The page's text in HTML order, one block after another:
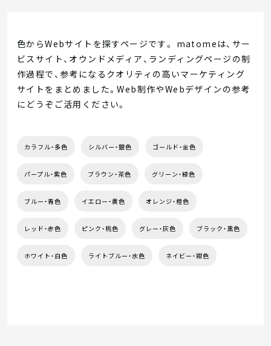
業種・職種から探す
ファッション・トレンド
デザイン・ブランディング
働き方・組織文化・価値観
生活・趣味
NPO・自治体・行政
銀行・金融・フィンテック
健康・フィットネス
車・バイク・乗り物
建築・不動産・空間デザイン
転職・求人
文化・伝統・アート
クリエイティブ・マーケティング
ペット・動物
美容・エステ
教育・子育て・スクール
レストラン・飲食・ウェディング
旅行・観光・ホテル・旅館
医療・介護・ヘルスケア
音楽・映像・エンタメ
IT・ツール・アプリ
農業・畜産・食品
製造・素材・化学
コンサルティング・投資
土木・建設・インフラ整備
デジタルマーケティング・広告
化粧品・美容製品
人材紹介・派遣
法律・会計・士業
製薬・バイオテクノロジー
色からWebサイトを探すページです。 matomeは、サー
ビスサイト、オウンドメディア、ランディングページの制
作過程で、参考になるクオリティの高いマーケティング
サイトをまとめました。Web制作やWebデザインの参考
にどうぞご活用ください。
カラフル・多色 シルバー・銀色 ゴールド・金色
パープル・紫色 ブラウン・茶色 グリーン・緑色
ブルー・青色 イエロー・黄色 オレンジ・橙色
レッド・赤色 ピンク・桃色 グレー・灰色 ブラック・黒色
ホワイト・白色 ライトブルー・水色 ネイビー・紺色